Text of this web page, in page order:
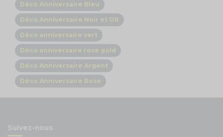
Déco Anniversaire Bleu
Déco Anniversaire Noir et OR
Déco anniversaire vert
Déco anniversaire rose gold
Déco Anniversaire Argent
Déco Anniversaire Rose
Suivez-nous